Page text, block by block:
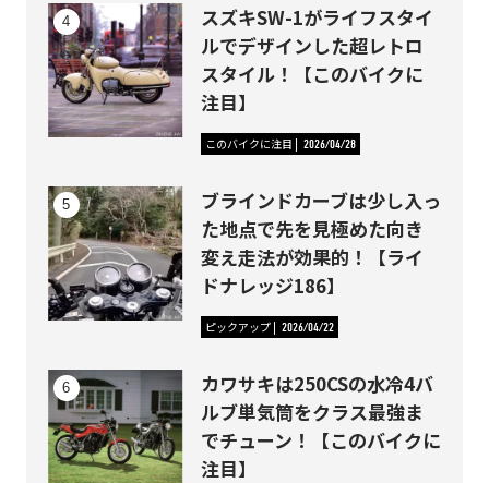
スズキSW-1がライフスタイ
ルでデザインした超レトロ
スタイル！【このバイクに
注目】
このバイクに注目 2026/04/28
ブラインドカーブは少し入っ
た地点で先を見極めた向き
変え走法が効果的！【ライ
ドナレッジ186】
ピックアップ 2026/04/22
カワサキは250CSの水冷4バ
ルブ単気筒をクラス最強ま
でチューン！【このバイクに
注目】